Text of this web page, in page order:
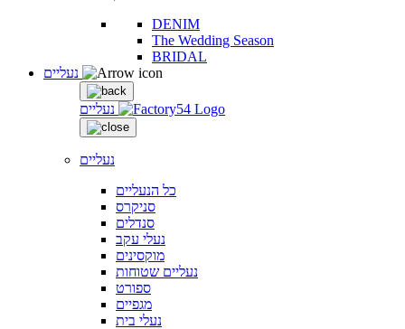
DENIM
The Wedding Season
BRIDAL
נעליים
נעליים
כל הנעליים
סניקרס
סנדלים
נעלי עקב
מוקסינים
נעליים שטוחות
ספורט
מגפיים
נעלי בית